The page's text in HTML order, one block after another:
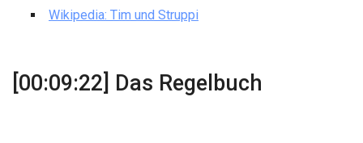
Wikipedia: Tim und Struppi
[00:09:22] Das Regelbuch